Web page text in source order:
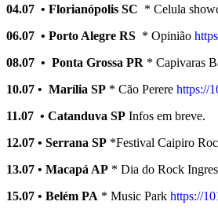
04.07 • Florianópolis SC * Celula
06.07 • Porto Alegre RS * Opinião
08.07 • Ponta Grossa PR * Capivaras
10.07 • Marília SP * Cão Perere https://
11.07 • Catanduva SP Infos em breve.
12.07 • Serrana SP *Festival Caipiro
13.07 • Macapá AP * Dia do Rock
15.07 • Belém PA * Music Park https://